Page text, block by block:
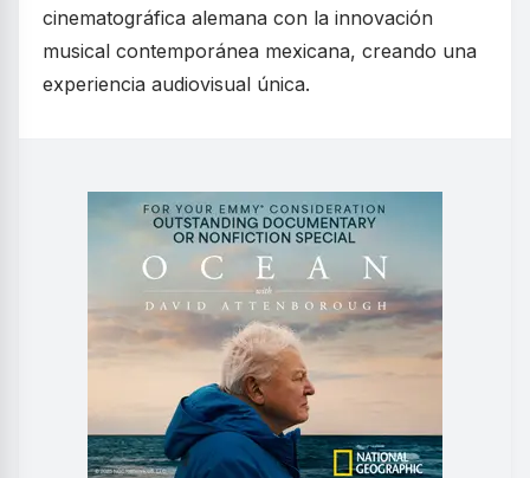
cinematográfica alemana con la innovación
musical contemporánea mexicana, creando una
experiencia audiovisual única.